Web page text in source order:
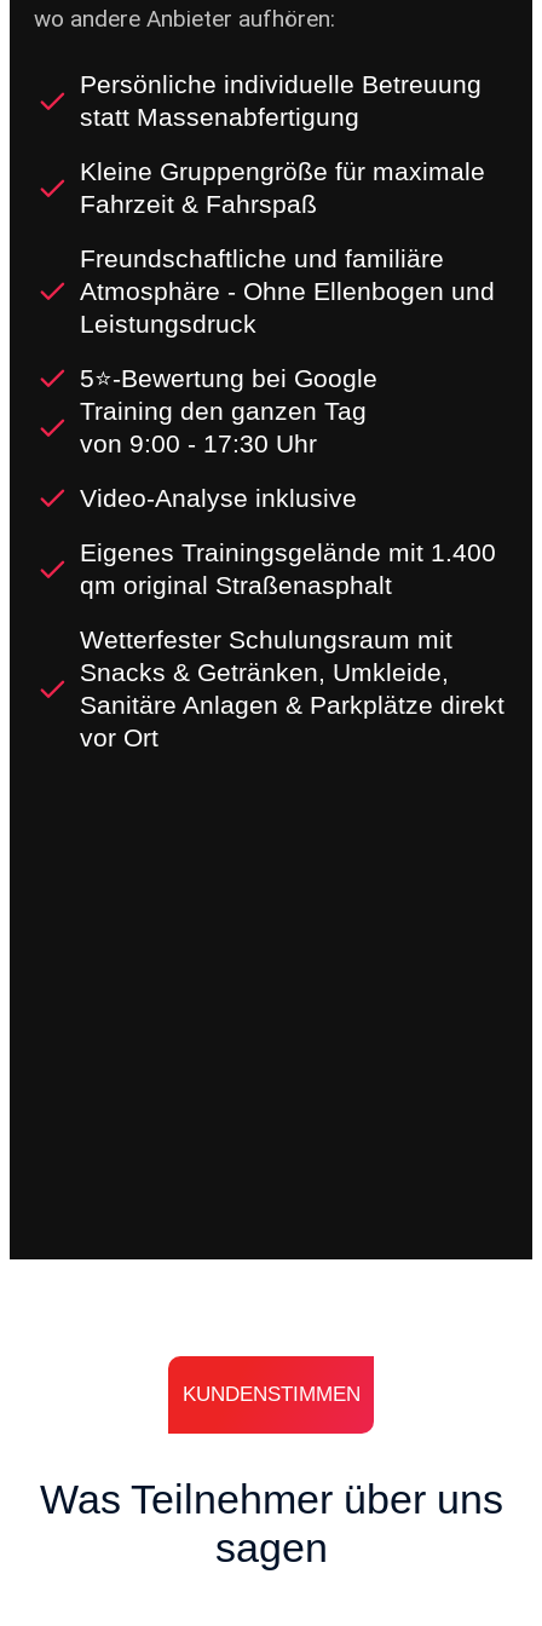
wo andere Anbieter aufhören:
Persönliche individuelle Betreuung
statt Massenabfertigung
Kleine Gruppengröße für maximale
Fahrzeit & Fahrspaß
Freundschaftliche und familiäre
Atmosphäre - Ohne Ellenbogen und
Leistungsdruck
5⭐-Bewertung bei Google
Training den ganzen Tag
von 9:00 - 17:30 Uhr
Video-Analyse inklusive
Eigenes Trainingsgelände mit 1.400
qm original Straßenasphalt
Wetterfester Schulungsraum mit
Snacks & Getränken, Umkleide,
Sanitäre Anlagen & Parkplätze direkt
vor Ort
KUNDENSTIMMEN
Was Teilnehmer über uns
sagen